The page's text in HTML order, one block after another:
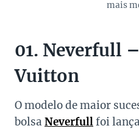
mais
01. Neverfull
Vuitton
O modelo de maior
bolsa Neverfullfoi